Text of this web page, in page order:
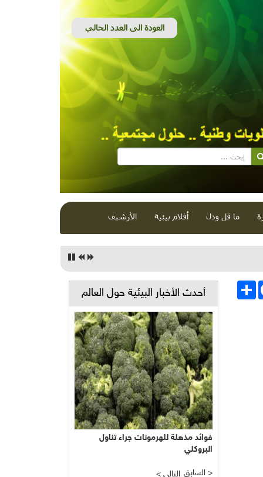
ما قل ودل أفلام بيئية الأرشيف
انشر
أحدث الأخبار البيئية حول العالم
فوائد مذهلة للهرمونات جراء تناول
البروكلي
< التالي السابق >